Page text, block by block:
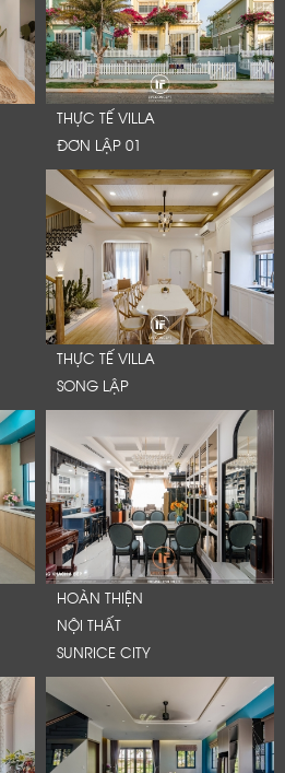
THỰC TẾ VILLA
ĐƠN LẬP 01
THỰC TẾ VILLA
SONG LẬP
HOÀN THIỆN
NỘI THẤT
SUNRICE CITY